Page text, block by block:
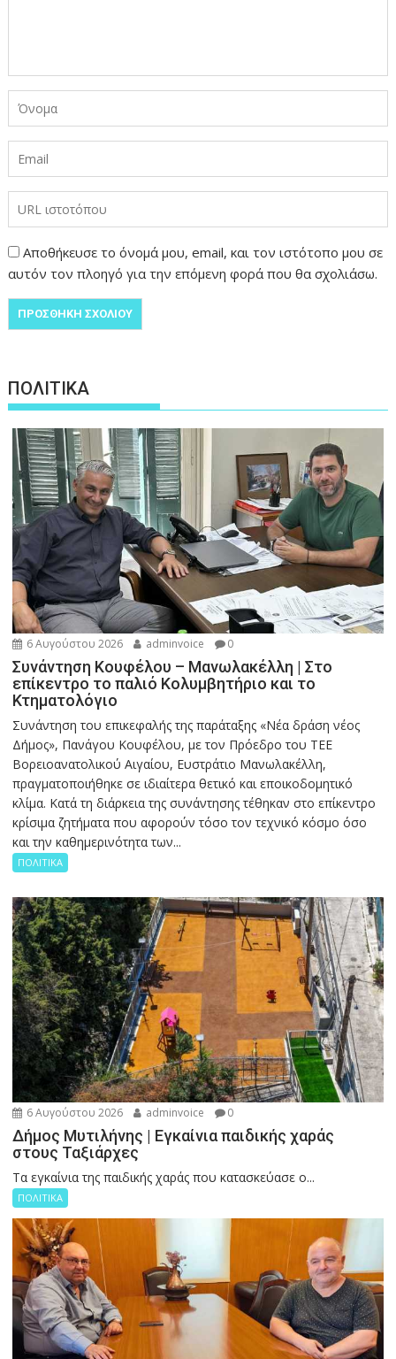
Αποθήκευσε το όνομά μου, email, και τον ιστότοπο μου σε
αυτόν τον πλοηγό για την επόμενη φορά που θα σχολιάσω.
ΠΟΛΙΤΙΚΑ
6 Αυγούστου 2026 adminvoice 0
Συνάντηση Κουφέλου – Μανωλακέλλη | Στο
επίκεντρο το παλιό Κολυμβητήριο και το
Κτηματολόγιο
Συνάντηση του επικεφαλής της παράταξης «Νέα δράση νέος
Δήμος», Πανάγου Κουφέλου, με τον Πρόεδρο του ΤΕΕ
Βορειοανατολικού Αιγαίου, Ευστράτιο Μανωλακέλλη,
πραγματοποιήθηκε σε ιδιαίτερα θετικό και εποικοδομητικό
κλίμα. Κατά τη διάρκεια της συνάντησης τέθηκαν στο επίκεντρο
κρίσιμα ζητήματα που αφορούν τόσο τον τεχνικό κόσμο όσο
και την καθημερινότητα των...
ΠΟΛΙΤΙΚΑ
6 Αυγούστου 2026 adminvoice 0
Δήμος Μυτιλήνης | Εγκαίνια παιδικής χαράς
στους Ταξιάρχες
Tα εγκαίνια της παιδικής χαράς που κατασκεύασε ο...
ΠΟΛΙΤΙΚΑ